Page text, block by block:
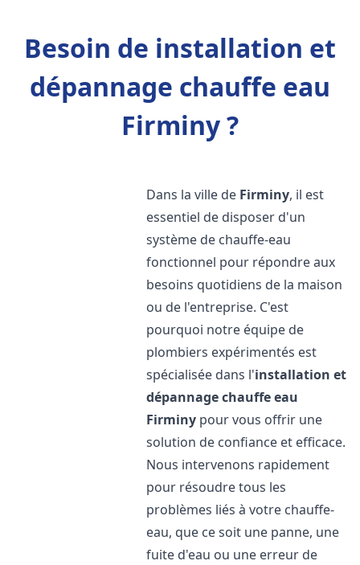
Besoin de installation et
dépannage chauffe eau
Firminy ?
Dans la ville de Firminy, il est
essentiel de disposer d'un
système de chauffe-eau
fonctionnel pour répondre aux
besoins quotidiens de la maison
ou de l'entreprise. C'est
pourquoi notre équipe de
plombiers expérimentés est
spécialisée dans l'installation et
dépannage chauffe eau
Firminy pour vous offrir une
solution de confiance et efficace.
Nous intervenons rapidement
pour résoudre tous les
problèmes liés à votre chauffe-
eau, que ce soit une panne, une
fuite d'eau ou une erreur de